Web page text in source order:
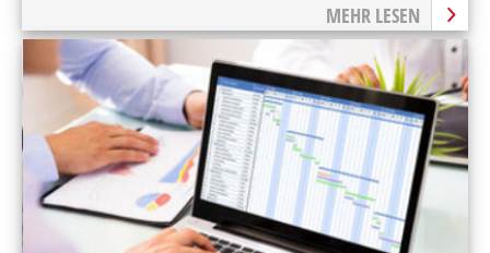
MEHR LESEN